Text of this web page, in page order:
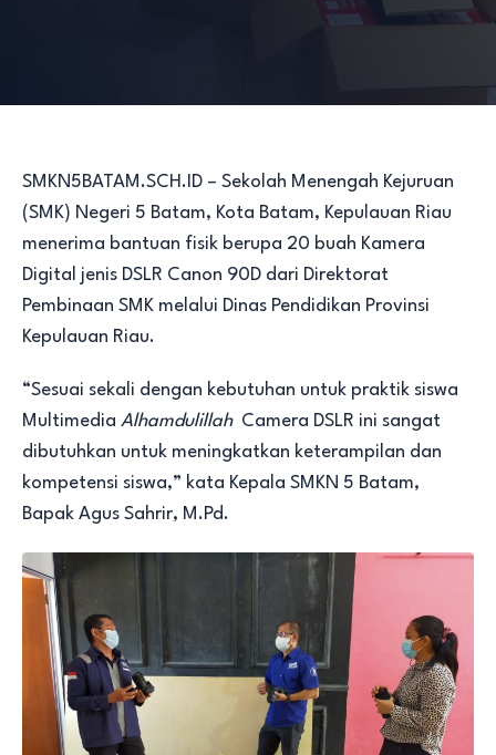
SMKN5BATAM.SCH.ID – Sekolah Menengah Kejuruan
(SMK) Negeri 5 Batam, Kota Batam, Kepulauan Riau
menerima bantuan fisik berupa 20 buah Kamera
Digital jenis DSLR Canon 90D dari Direktorat
Pembinaan SMK melalui Dinas Pendidikan Provinsi
Kepulauan Riau.
“Sesuai sekali dengan kebutuhan untuk praktik siswa
Multimedia Alhamdulillah Camera DSLR ini sangat
dibutuhkan untuk meningkatkan keterampilan dan
kompetensi siswa,” kata Kepala SMKN 5 Batam,
Bapak Agus Sahrir, M.Pd.